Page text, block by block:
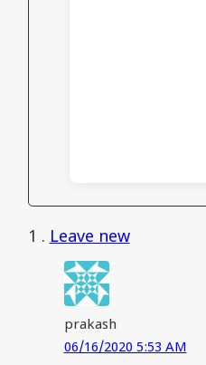
1 . Leave new
prakash
06/16/2020 5:53 AM